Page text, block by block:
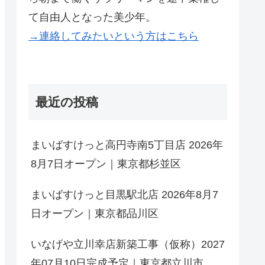
て自由人となった美少年。
→連絡してみたいという方はこちら
最近の投稿
まいばすけっと高円寺南5丁目店 2026年
8月7日オープン｜東京都杉並区
まいばすけっと目黒駅北店 2026年8月7
日オープン｜東京都品川区
いなげや立川幸店新築工事（仮称）2027